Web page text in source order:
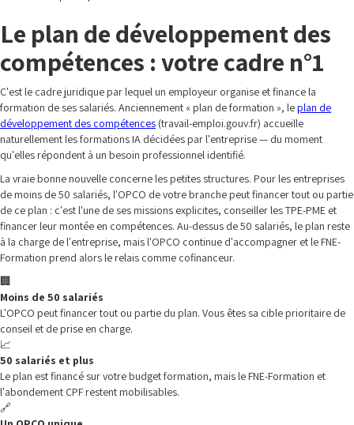
Le plan de développement des
compétences : votre cadre n°1
C'est le cadre juridique par lequel un employeur organise et finance la
formation de ses salariés. Anciennement « plan de formation », leplan de
développement des compétences (travail-emploi.gouv.fr) accueille
naturellement les formations IA décidées par l'entreprise — du moment
qu'elles répondent à un besoin professionnel identifié.
La vraie bonne nouvelle concerne les petites structures. Pour les entreprises
de moins de 50 salariés, l'OPCO de votre branche peut financer tout ou partie
de ce plan : c'est l'une de ses missions explicites, conseiller les TPE-PME et
financer leur montée en compétences. Au-dessus de 50 salariés, le plan reste
à la charge de l'entreprise, mais l'OPCO continue d'accompagner et le FNE-
Formation prend alors le relais comme cofinanceur.
🏢
Moins de 50 salariés
L'OPCO peut financer tout ou partie du plan. Vous êtes sa cible prioritaire de
conseil et de prise en charge.
📈
50 salariés et plus
Le plan est financé sur votre budget formation, mais le FNE-Formation et
l'abondement CPF restent mobilisables.
🔗